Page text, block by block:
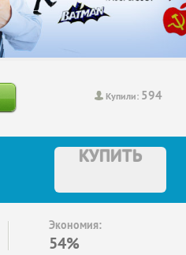
Купили: 594
КУПИТЬ
Экономия:
54%